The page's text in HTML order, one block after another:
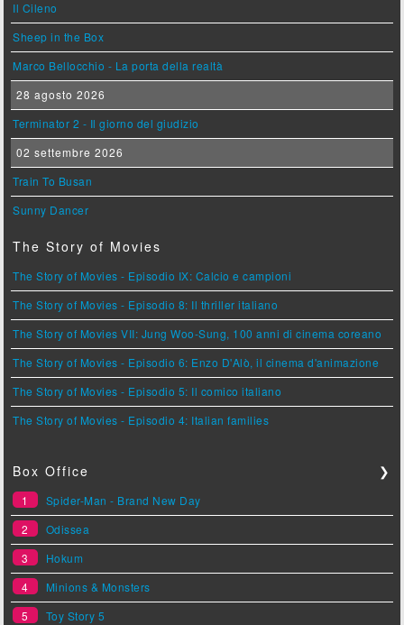
Il Cileno
Sheep in the Box
Marco Bellocchio - La porta della realtà
28 agosto 2026
Terminator 2 - Il giorno del giudizio
02 settembre 2026
Train To Busan
Sunny Dancer
The Story of Movies
The Story of Movies - Episodio IX: Calcio e campioni
The Story of Movies - Episodio 8: Il thriller italiano
The Story of Movies VII: Jung Woo-Sung, 100 anni di cinema coreano
The Story of Movies - Episodio 6: Enzo D'Alò, il cinema d'animazione
The Story of Movies - Episodio 5: Il comico italiano
The Story of Movies - Episodio 4: Italian families
Box Office ❯
1
Spider-Man - Brand New Day
2
Odissea
3
Hokum
4
Minions & Monsters
5
Toy Story 5